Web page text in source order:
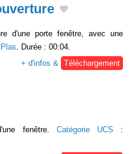
d'une porte fenêtre, avec une
. Durée : 00:04.
+ d'infos &
Téléchargement
fenêtre. Catégorie UCS :